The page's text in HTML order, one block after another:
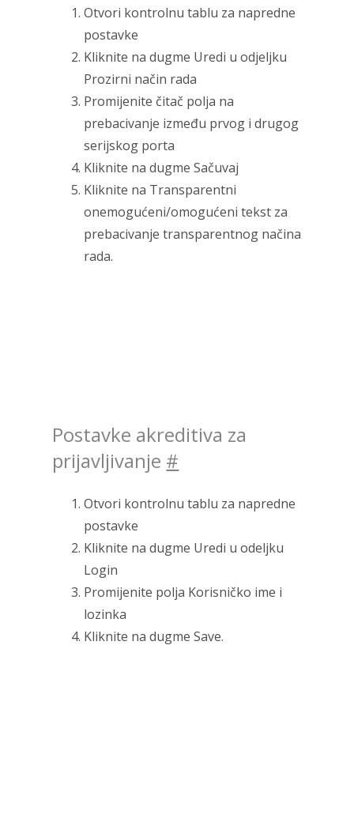
Otvori kontrolnu tablu za napredne
postavke
Kliknite na dugme Uredi u odjeljku
Prozirni način rada
Promijenite čitač polja na
prebacivanje između prvog i drugog
serijskog porta
Kliknite na dugme Sačuvaj
Kliknite na Transparentni
onemogućeni/omogućeni tekst za
prebacivanje transparentnog načina
rada.
Postavke akreditiva za
prijavljivanje #
Otvori kontrolnu tablu za napredne
postavke
Kliknite na dugme Uredi u odeljku
Login
Promijenite polja Korisničko ime i
lozinka
Kliknite na dugme Save.